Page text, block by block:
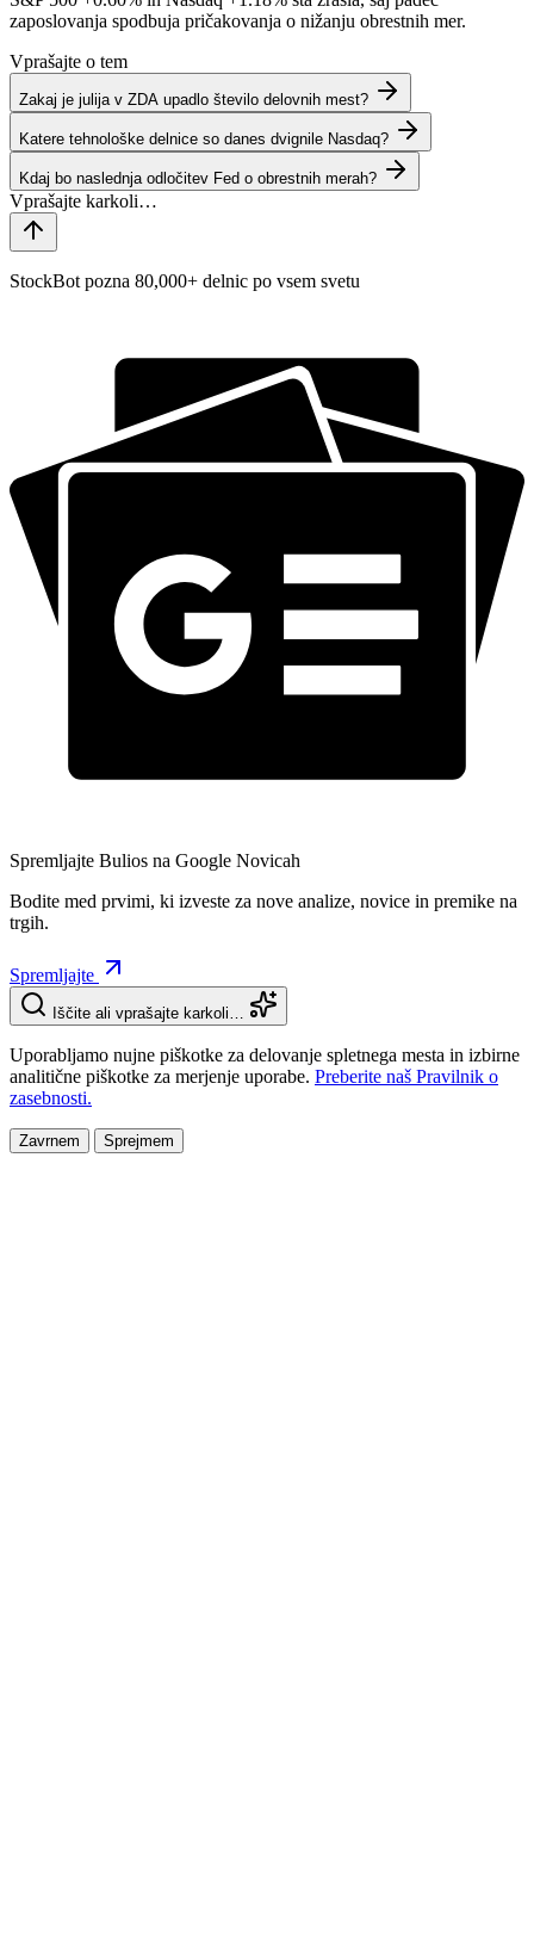
zaposlovanja spodbuja pričakovanja o nižanju obrestnih mer.
Vprašajte o tem
Zakaj je julija v ZDA upadlo število delovnih mest?
Katere tehnološke delnice so danes dvignile Nasdaq?
Kdaj bo naslednja odločitev Fed o obrestnih merah?
StockBot pozna 80,000+ delnic po vsem svetu
Spremljajte Bulios na Google Novicah
Bodite med prvimi, ki izveste za nove analize, novice in premike na
trgih.
Spremljajte
Iščite ali vprašajte karkoli…
Uporabljamo nujne piškotke za delovanje spletnega mesta in izbirne
analitične piškotke za merjenje uporabe. Preberite naš Pravilnik o
zasebnosti.
Zavrnem Sprejmem